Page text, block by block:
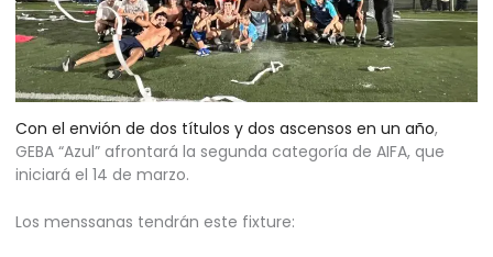
Con el envión de dos títulos y dos ascensos en un año,
GEBA “Azul” afrontará la segunda categoría de AIFA, que
iniciará el 14 de marzo.
Los menssanas tendrán este fixture: